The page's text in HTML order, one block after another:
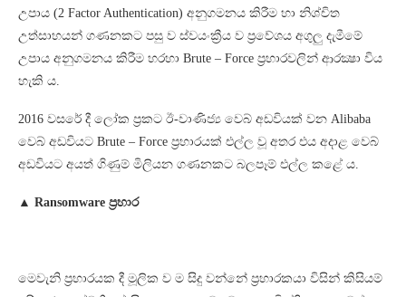
උපාය (2 Factor Authentication) අනුගමනය කිරීම හා නිශ්චිත
උත්සාහයන් ගණනකට පසු ව ස්වයංක්‍රීය ව ප්‍රවේශය අගුලු දැමීමේ
උපාය අනුගමනය කිරීම හරහා Brute – Force ප්‍රහාරවලින් ආරක්‍ෂා විය
හැකි ය.
2016 වසරේ දී ලෝක ප්‍රකට ඊ-වාණිජ්‍ය වෙබ් අඩවියක් වන Alibaba
වෙබ් අඩවියට Brute – Force ප්‍රහාරයක් එල්ල වූ අතර එය අදාළ වෙබ්
අඩවියට අයත් ගිණුම් මිලියන ගණනකට බලපෑම් එල්ල කළේ ය.
▲ Ransomware ප්‍රහාර
මෙවැනි ප්‍රහාරයක දී මූලික ව ම සිදු වන්නේ ප්‍රහාරකයා විසින් කිසියම්